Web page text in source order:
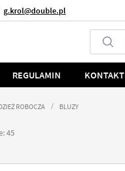
g.krol@double.pl
REGULAMIN KONTAKT
ROBOCZA BLUZY
45